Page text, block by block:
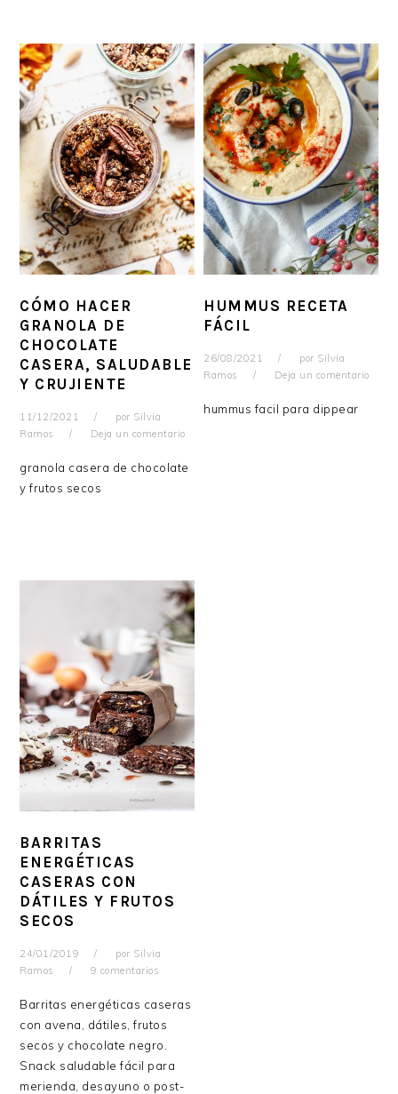
CÓMO HACER
GRANOLA DE
CHOCOLATE
CASERA, SALUDABLE
Y CRUJIENTE
11/12/2021 por Silvia
Ramos
Deja un comentario
granola casera de chocolate
y frutos secos
HUMMUS RECETA
FÁCIL
26/08/2021 por Silvia
Ramos
Deja un comentario
hummus facil para dippear
BARRITAS
ENERGÉTICAS
CASERAS CON
DÁTILES Y FRUTOS
SECOS
24/01/2019 por Silvia
Ramos
9 comentarios
Barritas energéticas caseras
con avena, dátiles, frutos
secos y chocolate negro.
Snack saludable fácil para
merienda, desayuno o post-